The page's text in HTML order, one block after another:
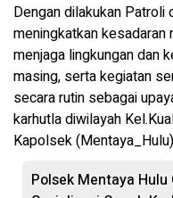
Dengan dilakukan
meningkatkan kesadaran
menjaga lingkungan dan
masing, serta kegiatan
secara rutin sebagai
karhutla diwilayah
Kapolsek
Polsek Mentaya Hulu